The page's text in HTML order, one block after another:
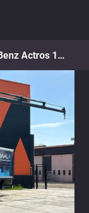
Mercedes-Benz Actros 1830 4x2